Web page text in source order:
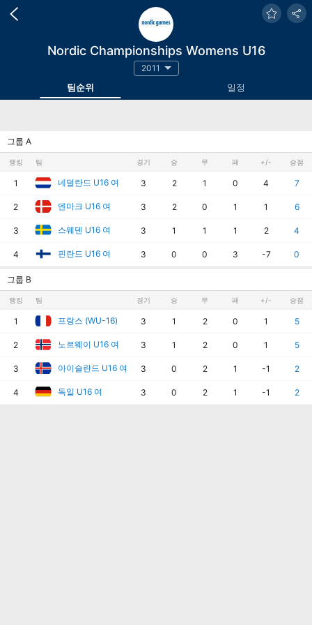
Nordic Championships Womens U16
2011
팀순위 일정
그룹 A
랭킹 팀 경기 승 무 패 +/- 승점
1 네덜란드 U16 여 3 2 1 0 4 7
2 덴마크 U16 여 3 2 0 1 1 6
3 스웨덴 U16 여 3 1 1 1 2 4
4 핀란드 U16 여 3 0 0 3 -7 0
그룹 B
랭킹 팀 경기 승 무 패 +/- 승점
1 프랑스 (WU-16) 3 1 2 0 1 5
2 노르웨이 U16 여 3 1 2 0 1 5
3 아이슬란드 U16 여 3 0 2 1 -1 2
4 독일 U16 여 3 0 2 1 -1 2